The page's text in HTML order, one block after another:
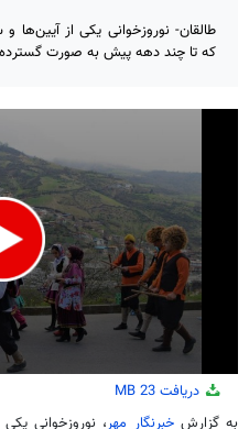
طالقان- نوروزخوانی یکی از
که تا چند دهه پیش به صورت گسترده‌
دریافت 23 MB
به گزارش خبرنگار مهر، نوروزخوانی یکی